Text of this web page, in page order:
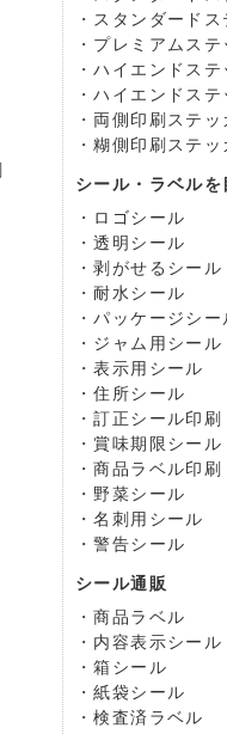
スタンダード
プレミアムステ
ハイエンドステ
ハイエンドス
両側印刷ステッ
糊側印刷ステッ
シール・ラベル
ロゴシール
透明シール
剥がせるシール
耐水シール
パッケージシー
ジャム用シール
表示用シール
住所シール
訂正シール印刷
賞味期限シール
商品ラベル印刷
野菜シール
名刺用シール
警告シール
シール通販
商品ラベル
内容表示シール
箱シール
紙袋シール
検査済ラベル